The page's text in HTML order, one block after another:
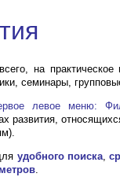
на
семинары,
левое меню:
развития,
удобного поиска,
.